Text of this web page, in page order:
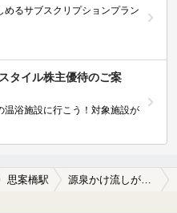
めるサブスクリプションプラン
タイル株主優待のご案
温浴施設に行こう！対象施設が
思案橋駅